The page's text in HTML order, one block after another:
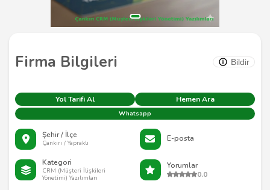
Firma Bilgileri Bildir
Yol Tarifi Al Hemen Ara
Whatsapp
Şehir / İlçe
Çankırı / Yapraklı E-posta
Kategori
CRM (Müşteri İlişkileri
Yönetimi) Yazılımları
Yorumlar
0.0